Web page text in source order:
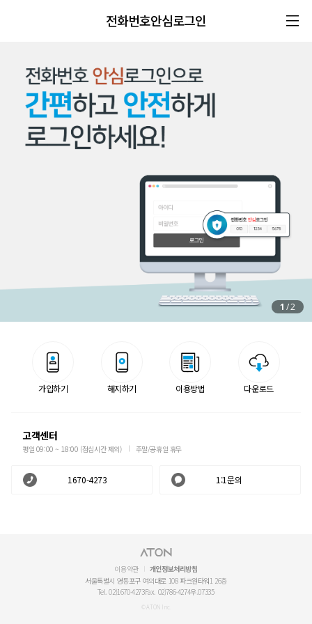
전화번호안심로그인
1 /2
가입하기 해지하기 이용방법 다운로드
고객센터
평일 09:00 ~ 18:00 (점심시간 제외) 주말/공휴일 휴무
1670-4273 1:1문의
이용약관
개인정보처리방침
서울특별시 영등포구 여의대로 108 파크원타워1 26층
Tel. 02)1670-4273Fax. 02)786-4274우.07335
© ATON Inc.